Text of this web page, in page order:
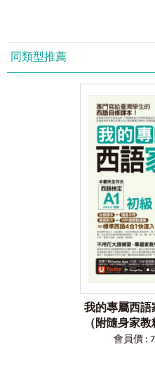
學習完緊湊的課程之後，整
彙、文法，設計課後複習，
習題，讓讀者即時掌握自己
［VRP虛擬點讀筆介紹］
1.在哪裡下載「VRP虛擬點讀筆
讀者可以掃描書中的QR Code連
App」（內含VRP虛擬點讀筆）
2.為什麼會有「VRP虛擬點讀筆」
以往讀者購買語言學習工具書時
拿出已經很少在用的CD播放器或
用，耗時又不方便。
坊間當然也有推出「點讀筆」來
筆加一本書往往就要二、三千元
往往要花個5秒以上，很令人氣結
因此，我們為了同時解決讀者以
「VRP虛擬點讀筆」，並獲得專
同類型推薦
我的專屬西語
（附隨身家
影片＋「會員價 :